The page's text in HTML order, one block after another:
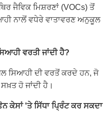
ਜੈਵਿਕ ਮਿਸ਼ਰਣਾਂ (VOCs) ਤੋਂ
ਨਾਲੋਂ ਵਧੇਰੇ ਵਾਤਾਵਰਣ ਅਨੁਕੂਲ
ਵਰਤੀ ਜਾਂਦੀ ਹੈ?
ਸਿਆਹੀ ਦੀ ਵਰਤੋਂ ਕਰਦੇ ਹਨ, ਜੋ
ਹੋ ਜਾਂਦੀ ਹੈ।
ਕੇਸਾਂ 'ਤੇ ਸਿੱਧਾ ਪ੍ਰਿੰਟ ਕਰ ਸਕਦਾ